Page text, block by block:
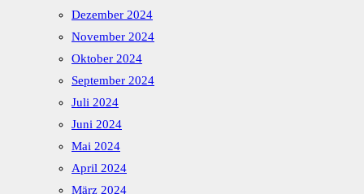
Dezember 2024
November 2024
Oktober 2024
September 2024
Juli 2024
Juni 2024
Mai 2024
April 2024
März 2024